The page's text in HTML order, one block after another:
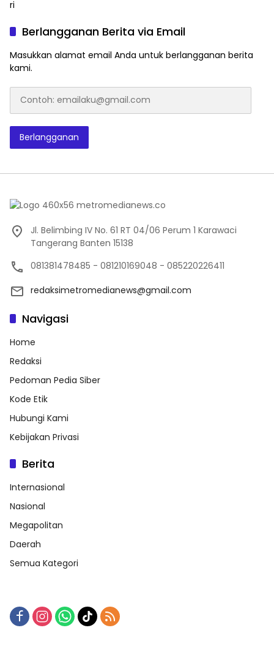
Berlangganan Berita via Email
Masukkan alamat email Anda untuk berlangganan berita
kami.
emailaku@gmail.com
Berlangganan
Jl. Belimbing IV No. 61 RT 04/06 Perum 1 Karawaci
Tangerang Banten 15138
081381478485 - 081210169048 - 085220226411
redaksimetromedianews@gmail.com
Navigasi
Home
Redaksi
Pedoman Pedia Siber
Kode Etik
Hubungi Kami
Kebijakan Privasi
Berita
Internasional
Nasional
Megapolitan
Daerah
Semua Kategori